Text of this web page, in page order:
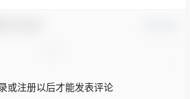
或注册以后才能发表评论